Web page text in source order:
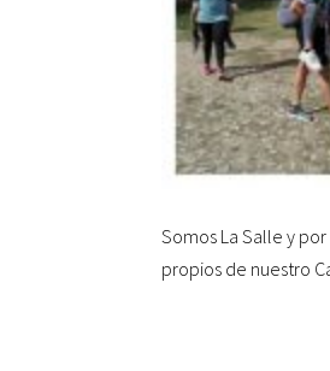
Somos La Salle y
propios de nuestro